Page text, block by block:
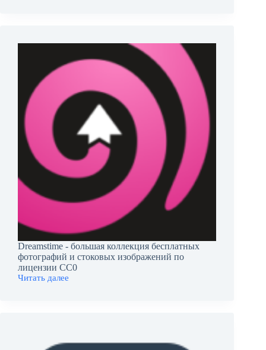
Dreamstime - большая коллекция бесплатных
фотографий и стоковых изображений по
лицензии CC0
Читать далее
Dreamstime